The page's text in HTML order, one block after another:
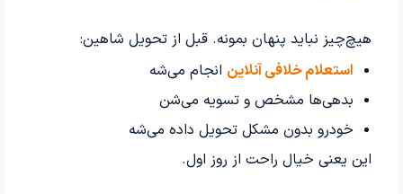
هیچ‌چیز نباید پنهان بمونه. قبل از تحویل شاهین:
استعلام خلافی آنلاین انجام می‌شه
بدهی‌ها مشخص و تسویه می‌شن
خودرو بدون مشکل تحویل داده می‌شه
این یعنی خیال راحت از روز اول.